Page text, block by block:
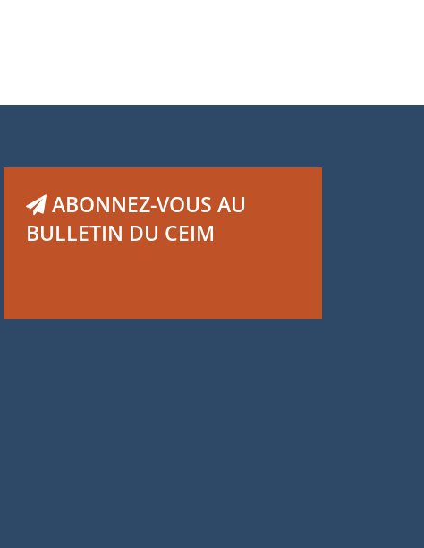
ABONNEZ-VOUS AU
BULLETIN DU CEIM